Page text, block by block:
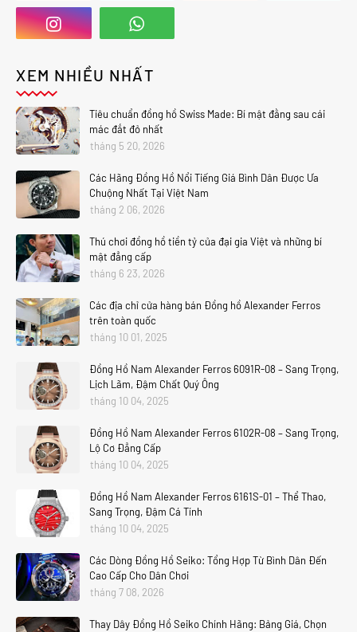
XEM NHIỀU NHẤT
Tiêu chuẩn đồng hồ Swiss Made: Bí mật đằng sau cái
mác đắt đỏ nhất
tháng 5 20, 2026
Các Hãng Đồng Hồ Nổi Tiếng Giá Bình Dân Được Ưa
Chuộng Nhất Tại Việt Nam
tháng 2 06, 2026
Thú chơi đồng hồ tiền tỷ của đại gia Việt và những bí
mật đẳng cấp
tháng 6 23, 2026
Các địa chỉ cửa hàng bán Đồng hồ Alexander Ferros
trên toàn quốc
tháng 10 01, 2025
Đồng Hồ Nam Alexander Ferros 6091R-08 – Sang Trọng,
Lịch Lãm, Đậm Chất Quý Ông
tháng 10 04, 2025
Đồng Hồ Nam Alexander Ferros 6102R-08 – Sang Trọng,
Lộ Cơ Đẳng Cấp
tháng 10 04, 2025
Đồng Hồ Nam Alexander Ferros 6161S-01 – Thể Thao,
Sang Trọng, Đậm Cá Tính
tháng 10 04, 2025
Các Dòng Đồng Hồ Seiko: Tổng Hợp Từ Bình Dân Đến
Cao Cấp Cho Dân Chơi
tháng 7 08, 2026
Thay Dây Đồng Hồ Seiko Chính Hãng: Bảng Giá, Chọn